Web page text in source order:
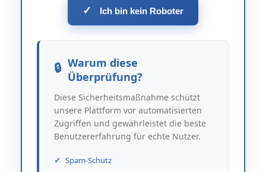
✓ Ich bin kein Roboter
Warum diese
Überprüfung?
Diese Sicherheitsmaßnahme schützt
unsere Plattform vor automatisierten
Zugriffen und gewährleistet die beste
Benutzererfahrung für echte Nutzer.
Spam-Schutz